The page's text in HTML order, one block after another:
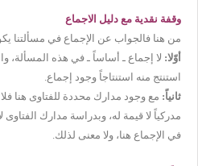
وقفة نقدية مع دليل الاجماع
من هنا فالجواب عن الإجماع في مسألتنا
أوّلا: لا إجماع ـ أساساً ـ في هذه المسألة،
استنتج منه استنتاجاً وجود إجماع.
ثانياً: مع وجود مدارك محددة للفتاوى هنا
مدركياً لا قيمة له، وبدراسة مدارك
في الإجماع هنا، ولا معنى لذلك.